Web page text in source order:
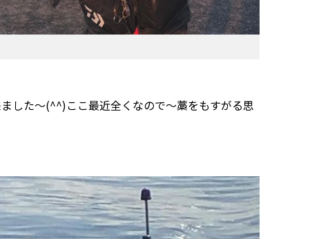
した〜(^^)ここ最近全くなので〜藁をもすがる思